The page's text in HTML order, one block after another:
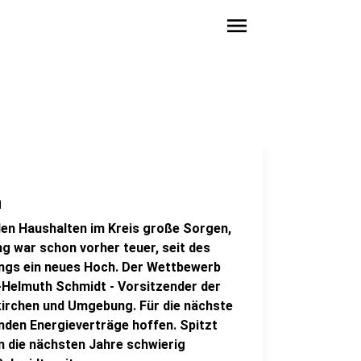
menu
Haushalten im Kreis große Sorgen,
war schon vorher teuer, seit des
ein neues Hoch. Der Wettbewerb
Schmidt - Vorsitzender der
und Umgebung. Für die nächste
Energieverträge hoffen. Spitzt
die nächsten Jahre schwierig